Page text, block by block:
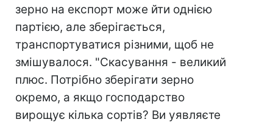
зерно на експорт може йти однією
партією, але зберігається,
транспортуватися різними, щоб не
змішувалося. "Скасування - великий
плюс. Потрібно зберігати зерно
окремо, а якщо господарство
вирощує кілька сортів? Ви уявляєте